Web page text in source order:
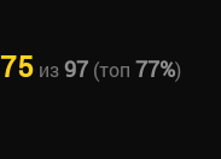
75из97(топ 77%)